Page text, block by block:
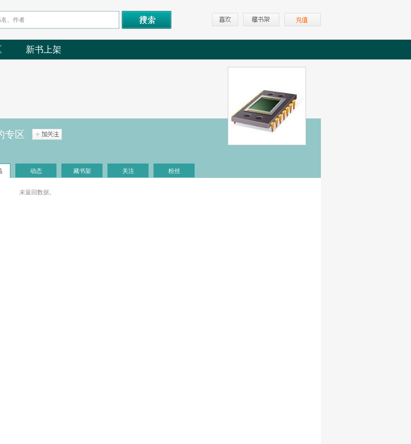
新书上架
专区
动态 藏书架 关注 粉丝
未返回数据。